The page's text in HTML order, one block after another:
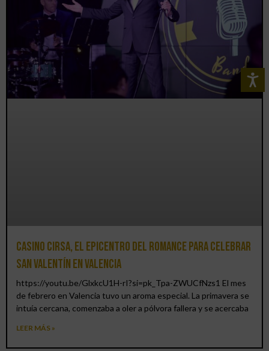
Casino CIRSA, el epicentro del romance para celebrar
San Valentín en Valencia
https://youtu.be/GlxkcU1H-rI?si=pk_Tpa-ZWUCfNzs1 El mes
de febrero en Valencia tuvo un aroma especial. La primavera se
intuía cercana, comenzaba a oler a pólvora fallera y se acercaba
LEER MÁS »